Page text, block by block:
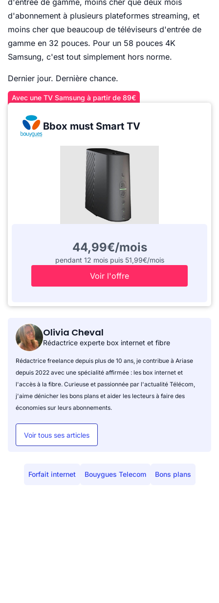
d'entrée de gamme, moins cher que deux mois
d'abonnement à plusieurs plateformes streaming, et
moins cher que beaucoup de téléviseurs d'entrée de
gamme en 32 pouces. Pour un 58 pouces 4K
Samsung, c'est tout simplement hors norme.
Dernier jour. Dernière chance.
Avec une TV Samsung à partir de 89€
Bbox must Smart TV
44,99€/mois
pendant 12 mois puis 51,99€/mois
Voir l'offre
Olivia Cheval
Rédactrice experte box internet et fibre
Rédactrice freelance depuis plus de 10 ans, je contribue à Ariase
depuis 2022 avec une spécialité affirmée : les box internet et
l'accès à la fibre. Curieuse et passionnée par l'actualité Télécom,
j'aime dénicher les bons plans et aider les lecteurs à faire des
économies sur leurs abonnements.
Voir tous ses articles
Forfait internet Bouygues Telecom Bons plans